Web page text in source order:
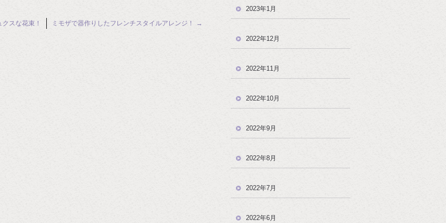
スな花束！ ミモザで器作りしたフレンチスタイルアレンジ！ →
2023年1月
2022年12月
2022年11月
2022年10月
2022年9月
2022年8月
2022年7月
2022年6月